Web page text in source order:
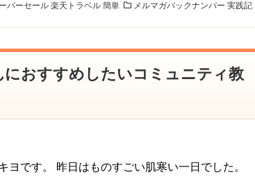
パーセール 楽天トラベル 簡単 メルマガバックナンバー 実践記
おすすめしたいコミュニティ教
ヨです。 昨日はものすごい肌寒い一日でした。